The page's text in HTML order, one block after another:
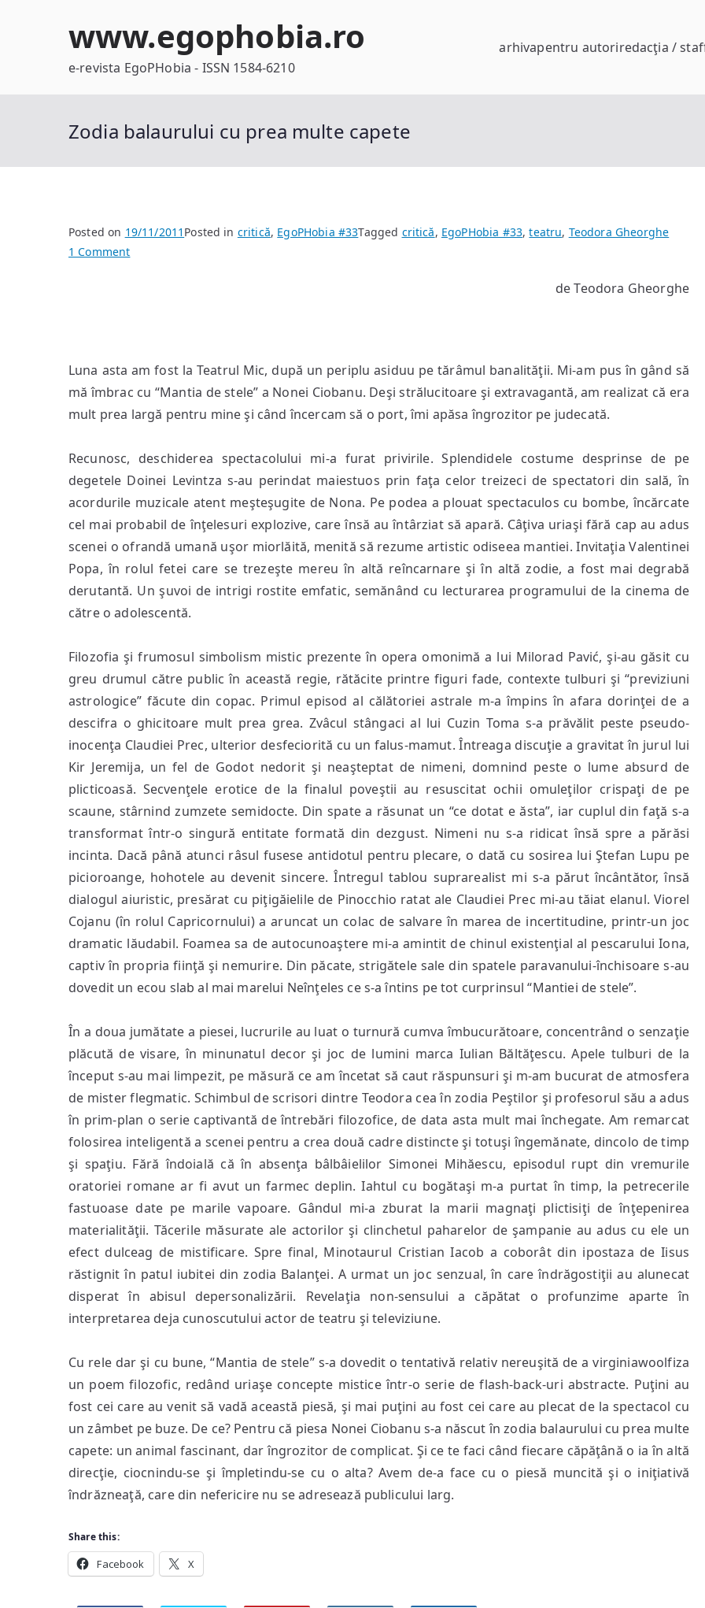
www.egophobia.ro
e-revista EgoPHobia - ISSN 1584-6210
arhivapentru autoriredacţia /
Zodia balaurului cu prea multe capete
Posted on 19/11/2011 Posted in critică, EgoPHobia #33Tagged critică, EgoPHobia #33,teatru, Teodora Gheorghe
1 Commenton
capete
de Teodora Gheorghe
Luna asta am fost la Teatrul Mic, după un periplu asiduu pe tărâmul banalităţii. Mi-am pus în gând să
mă îmbrac cu “Mantia de stele” a Nonei Ciobanu. Deşi strălucitoare şi extravagantă, am realizat că era
mult prea largă pentru mine şi când încercam să o port, îmi apăsa îngrozitor pe judecată.
Recunosc, deschiderea spectacolului mi-a furat privirile. Splendidele costume desprinse de pe
degetele Doinei Levintza s-au perindat maiestuos prin faţa celor treizeci de spectatori din sală, în
acordurile muzicale atent meşteşugite de Nona. Pe podea a plouat spectaculos cu bombe, încărcate
cel mai probabil de înţelesuri explozive, care însă au întârziat să apară. Câţiva uriaşi fără cap au adus
scenei o ofrandă umană uşor miorlăită, menită să rezume artistic odiseea mantiei. Invitaţia Valentinei
Popa, în rolul fetei care se trezeşte mereu în altă reîncarnare şi în altă zodie, a fost mai degrabă
derutantă. Un şuvoi de intrigi rostite emfatic, semănând cu lecturarea programului de la cinema de
către o adolescentă.
Filozofia şi frumosul simbolism mistic prezente în opera omonimă a lui Milorad Pavić, şi-au găsit cu
greu drumul către public în această regie, rătăcite printre figuri fade, contexte tulburi şi “previziuni
astrologice” făcute din copac. Primul episod al călătoriei astrale m-a împins în afara dorinţei de a
descifra o ghicitoare mult prea grea. Zvâcul stângaci al lui Cuzin Toma s-a prăvălit peste pseudo-
inocenţa Claudiei Prec, ulterior desfeciorită cu un falus-mamut. Întreaga discuţie a gravitat în jurul lui
Kir Jeremija, un fel de Godot nedorit şi neaşteptat de nimeni, domnind peste o lume absurd de
plicticoasă. Secvenţele erotice de la finalul poveştii au resuscitat ochii omuleţilor crispaţi de pe
scaune, stârnind zumzete semidocte. Din spate a răsunat un “ce dotat e ăsta”, iar cuplul din faţă s-a
transformat într-o singură entitate formată din dezgust. Nimeni nu s-a ridicat însă spre a părăsi
incinta. Dacă până atunci râsul fusese antidotul pentru plecare, o dată cu sosirea lui Ştefan Lupu pe
picioroange, hohotele au devenit sincere. Întregul tablou suprarealist mi s-a părut încântător, însă
dialogul aiuristic, presărat cu piţigăielile de Pinocchio ratat ale Claudiei Prec mi-au tăiat elanul. Viorel
Cojanu (în rolul Capricornului) a aruncat un colac de salvare în marea de incertitudine, printr-un joc
dramatic lăudabil. Foamea sa de autocunoaştere mi-a amintit de chinul existenţial al pescarului Iona,
captiv în propria fiinţă şi nemurire. Din păcate, strigătele sale din spatele paravanului-închisoare s-au
dovedit un ecou slab al mai marelui Neînţeles ce s-a întins pe tot curprinsul “Mantiei de stele”.
În a doua jumătate a piesei, lucrurile au luat o turnură cumva îmbucurătoare, concentrând o senzaţie
plăcută de visare, în minunatul decor şi joc de lumini marca Iulian Băltăţescu. Apele tulburi de la
început s-au mai limpezit, pe măsură ce am încetat să caut răspunsuri şi m-am bucurat de atmosfera
de mister flegmatic. Schimbul de scrisori dintre Teodora cea în zodia Peştilor şi profesorul său a adus
în prim-plan o serie captivantă de întrebări filozofice, de data asta mult mai închegate. Am remarcat
folosirea inteligentă a scenei pentru a crea două cadre distincte şi totuşi îngemănate, dincolo de timp
şi spaţiu. Fără îndoială că în absenţa bâlbâielilor Simonei Mihăescu, episodul rupt din vremurile
oratoriei romane ar fi avut un farmec deplin. Iahtul cu bogătaşi m-a purtat în timp, la petrecerile
fastuoase date pe marile vapoare. Gândul mi-a zburat la marii magnaţi plictisiţi de înţepenirea
materialităţii. Tăcerile măsurate ale actorilor şi clinchetul paharelor de şampanie au adus cu ele un
efect dulceag de mistificare. Spre final, Minotaurul Cristian Iacob a coborât din ipostaza de Iisus
răstignit în patul iubitei din zodia Balanţei. A urmat un joc senzual, în care îndrăgostiţii au alunecat
disperat în abisul depersonalizării. Revelaţia non-sensului a căpătat o profunzime aparte în
interpretarea deja cunoscutului actor de teatru şi televiziune.
Cu rele dar şi cu bune, “Mantia de stele” s-a dovedit o tentativă relativ nereuşită de a virginiawoolfiza
un poem filozofic, redând uriaşe concepte mistice într-o serie de flash-back-uri abstracte. Puţini au
fost cei care au venit să vadă această piesă, şi mai puţini au fost cei care au plecat de la spectacol cu
un zâmbet pe buze. De ce? Pentru că piesa Nonei Ciobanu s-a născut în zodia balaurului cu prea multe
capete: un animal fascinant, dar îngrozitor de complicat. Şi ce te faci când fiecare căpăţână o ia în altă
direcţie, ciocnindu-se şi împletindu-se cu o alta? Avem de-a face cu o piesă muncită şi o iniţiativă
îndrăzneaţă, care din nefericire nu se adresează publicului larg.
Share this:
Facebook X